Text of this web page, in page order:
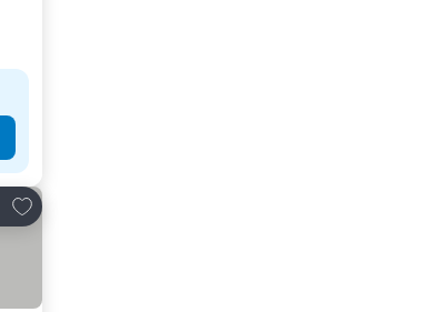
Adicionar aos favoritos